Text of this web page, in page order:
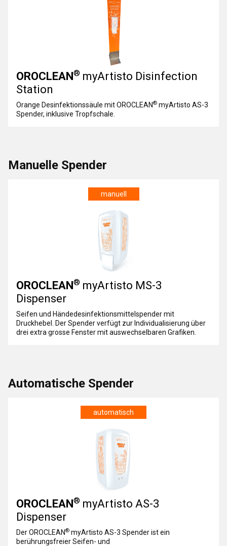
OROCLEAN® myArtisto Disinfection
Station
Orange Desinfektionssäule mit OROCLEAN® myArtisto AS-3
Spender, inklusive Tropfschale.
Manuelle Spender
manuell
OROCLEAN® myArtisto MS-3
Dispenser
Seifen und Händedesinfektionsmittelspender mit
Druckhebel. Der Spender verfügt zur Individualisierung über
drei extra grosse Fenster mit auswechselbaren Grafiken.
Automatische Spender
automatisch
OROCLEAN® myArtisto AS-3
Dispenser
Der OROCLEAN® myArtisto AS-3 Spender ist ein
berührungsfreier Seifen- und